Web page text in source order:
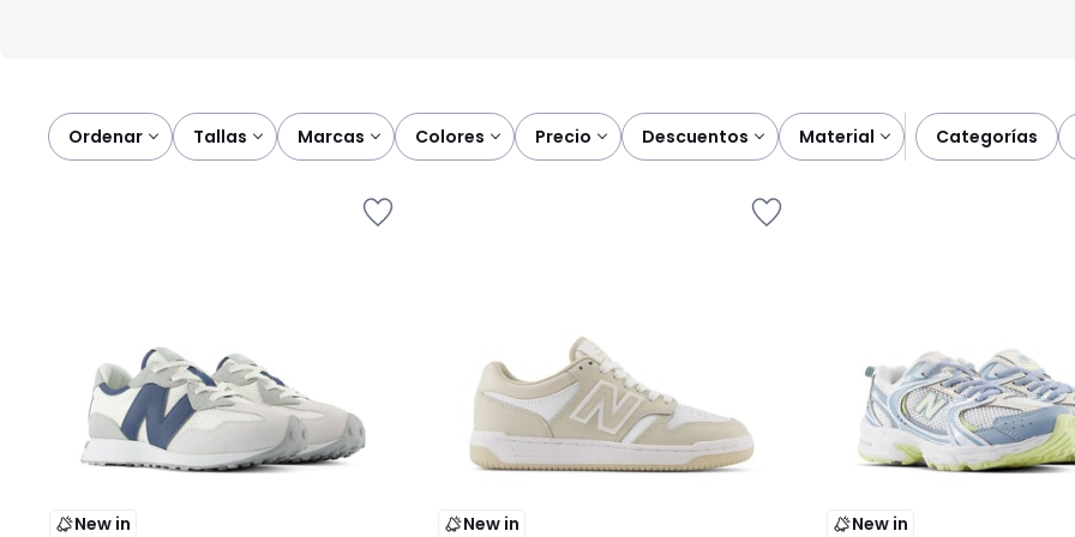
Ordenar
tallas marcas colores precio descuentos material categorías
New in New in New in